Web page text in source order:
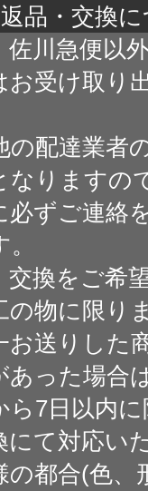
品・交換
佐川急便以
お受け取り
配達業者
なりますの
ずご連絡
交換をご希
の物に限り
お送りした
あった場合
ら7日以内
にて対応い
の都合(色、